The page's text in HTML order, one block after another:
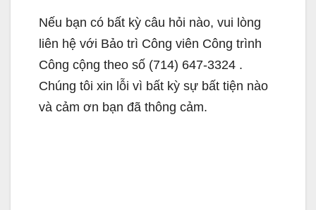
Nếu bạn có bất kỳ câu hỏi nào, vui lòng
liên hệ với Bảo trì Công viên Công trình
Công cộng theo số (714) 647-3324 .
Chúng tôi xin lỗi vì bất kỳ sự bất tiện nào
và cảm ơn bạn đã thông cảm.